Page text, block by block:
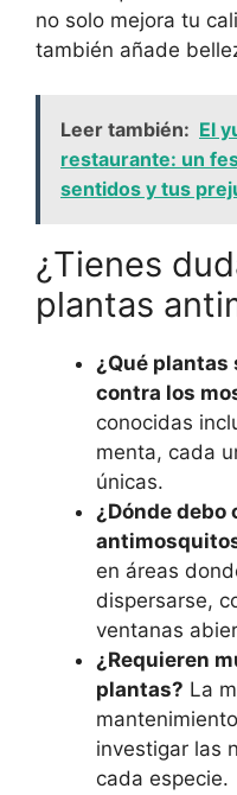
no solo mejora tu
también añade
Leer también: El
restaurante: un
sentidos y tus
¿Tienes
plantas
¿Qué plantas
contra los
conocidas
menta, cada
únicas.
¿Dónde debo
en áreas
dispersarse,
ventanas
¿Requieren
plantas? La
investigar las
cada especie.